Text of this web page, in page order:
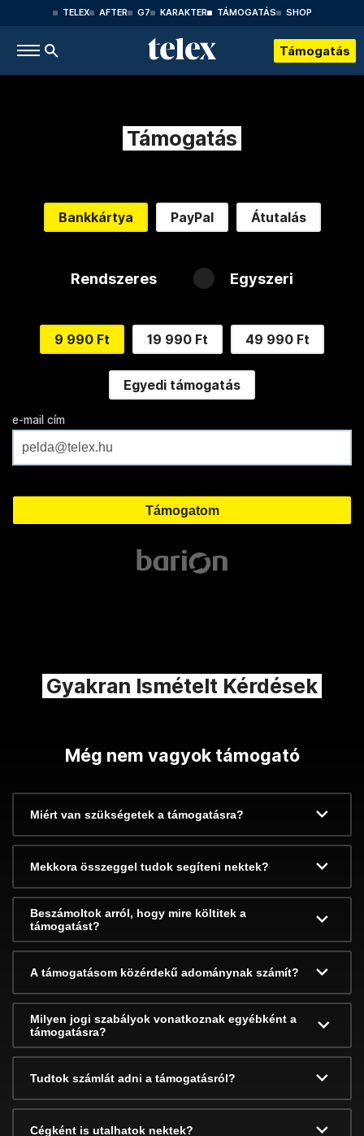
TELEX AFTER G7 KARAKTER TÁMOGATÁS SHOP
Támogatás
Támogatás
Bankkártya PayPal Átutalás
Rendszeres Egyszeri
9 990 Ft 19 990 Ft 49 990 Ft
Egyedi támogatás
e-mail cím
Gyakran Ismételt Kérdések
Még nem vagyok támogató
Miért van szükségetek a támogatásra?
Mekkora összeggel tudok segíteni nektek?
Beszámoltok arról, hogy mire költitek a
támogatást?
A támogatásom közérdekű adománynak számít?
Milyen jogi szabályok vonatkoznak egyébként a
támogatásra?
Tudtok számlát adni a támogatásról?
Cégként is utalhatok nektek?